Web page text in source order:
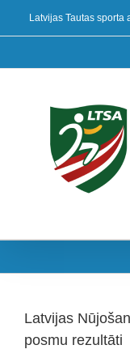
content
Latvijas Tautas sporta
Latvijas
posmu rezultāti